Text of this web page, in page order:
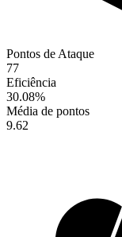
Pontos de Ataque
77
Eficiência
30.08%
Média de pontos
9.62